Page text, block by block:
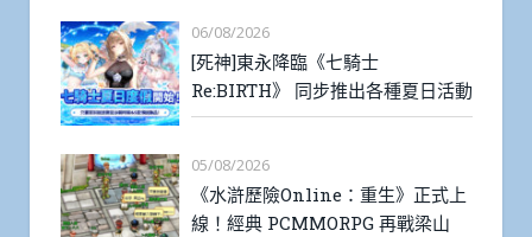
06/08/2026
[死神]東永降臨《七騎士
Re:BIRTH》 同步推出各種夏日活動
05/08/2026
《水滸歷險Online：重生》正式上
線！經典 PCMMORPG 再戰梁山